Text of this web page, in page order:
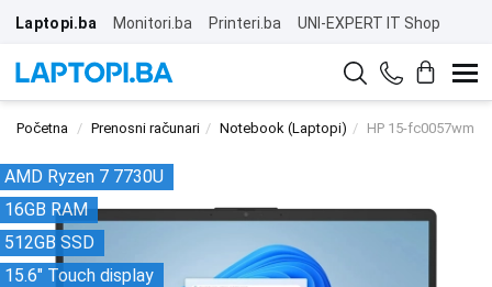
Laptopi.ba Monitori.ba Printeri.ba UNI-EXPERT IT Shop
Početna Prenosni računari Notebook (Laptopi) HP 15-fc0057wm
AMD Ryzen 7 7730U
16GB RAM
512GB SSD
15.6" Touch display